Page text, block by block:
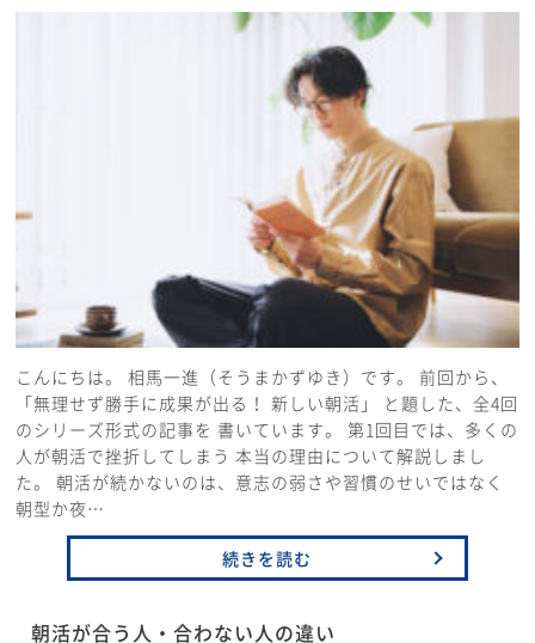
こんにちは。 相馬一進（そうまかずゆき）です。 前回から、
「無理せず勝手に成果が出る！ 新しい朝活」 と題した、全4回
のシリーズ形式の記事を 書いています。 第1回目では、多くの
人が朝活で挫折してしまう 本当の理由について解説しまし
た。 朝活が続かないのは、意志の弱さや習慣のせいではなく
朝型か夜…
続きを読む
朝活が合う人・合わない人の違い